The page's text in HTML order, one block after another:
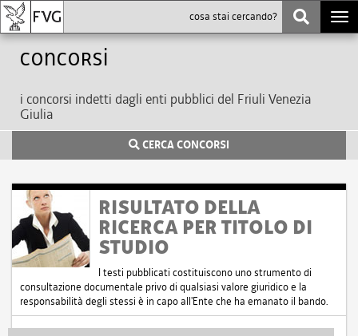
Concorsi
i concorsi indetti dagli enti pubblici del Friuli Venezia
Giulia
CERCA CONCORSI
RISULTATO DELLA
RICERCA PER TITOLO DI
STUDIO
I testi pubblicati costituiscono uno strumento di
consultazione documentale privo di qualsiasi valore giuridico e la
responsabilità degli stessi è in capo all'Ente che ha emanato il bando.